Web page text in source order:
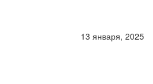
13 января, 2025